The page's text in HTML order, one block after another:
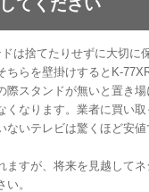
は捨てたりせずに大切に
ちらを壁掛けするとK-
際スタンドが無いと置き場
くなります。業者に買い取
ないテレビは驚くほど安値
ますが、将来を見越してネ
。